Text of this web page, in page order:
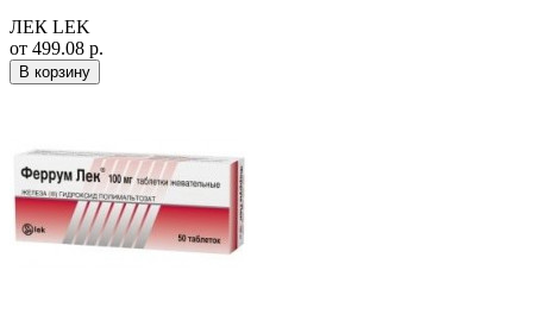
ЛЕК LEK
от 499.08 р.
В корзину